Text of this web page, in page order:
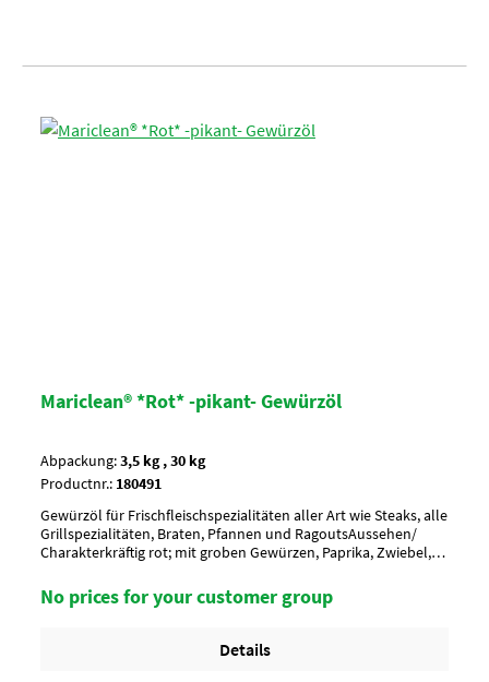
Mariclean® *Rot* -pikant- Gewürzöl
Abpackung:
3,5 kg , 30 kg
Productnr.: 180491
Gewürzöl für Frischfleischspezialitäten aller Art wie Steaks, alle
Grillspezialitäten, Braten, Pfannen und RagoutsAussehen/
Charakterkräftig rot; mit groben Gewürzen, Paprika, Zwiebel,
Scheibenware bzw. 80 g je kg Geschnetzeltes_x000D_ Vor
Gebrauch umrühren !Umverpackung18 Eimer a 3,5 kg per
No prices for your customer group
Details